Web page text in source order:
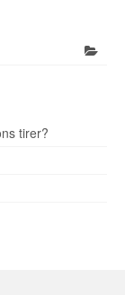
tirer?